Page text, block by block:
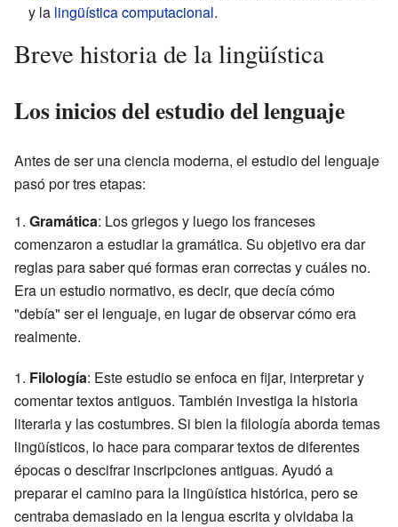
y la lingüística computacional.
Breve historia de la lingüística
Los inicios del estudio del lenguaje
Antes de ser una ciencia moderna, el estudio del lenguaje
pasó por tres etapas:
Gramática: Los griegos y luego los franceses
comenzaron a estudiar la gramática. Su objetivo era dar
reglas para saber qué formas eran correctas y cuáles no.
Era un estudio normativo, es decir, que decía cómo
"debía" ser el lenguaje, en lugar de observar cómo era
realmente.
Filología: Este estudio se enfoca en fijar, interpretar y
comentar textos antiguos. También investiga la historia
literaria y las costumbres. Si bien la filología aborda temas
lingüísticos, lo hace para comparar textos de diferentes
épocas o descifrar inscripciones antiguas. Ayudó a
preparar el camino para la lingüística histórica, pero se
centraba demasiado en la lengua escrita y olvidaba la